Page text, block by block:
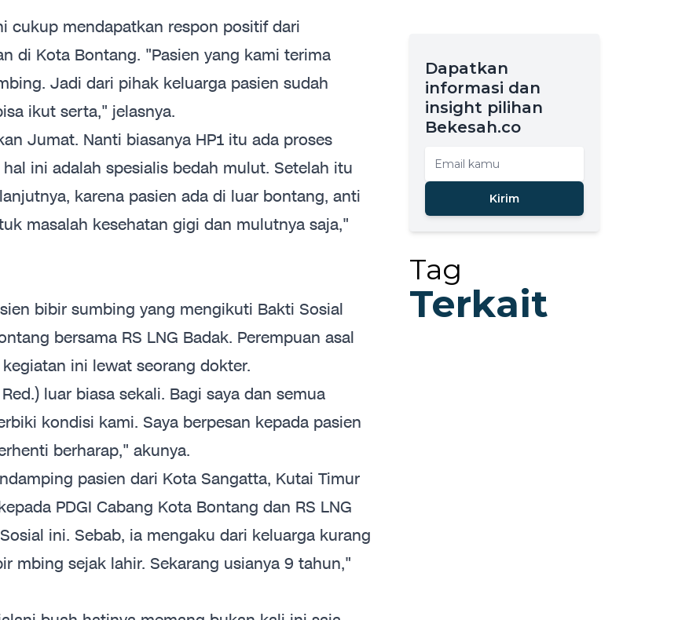
cukup mendapatkan respon positif dari
di Kota Bontang. "Pasien yang kami terima
Jadi dari pihak keluarga pasien sudah
ikut serta," jelasnya.
Jumat. Nanti biasanya HP1 itu ada proses
ini adalah spesialis bedah mulut. Setelah itu
karena pasien ada di luar bontang, anti
masalah kesehatan gigi dan mulutnya saja,"
bibir sumbing yang mengikuti Bakti Sosial
bersama RS LNG Badak. Perempuan asal
ini lewat seorang dokter.
luar biasa sekali. Bagi saya dan semua
kondisi kami. Saya berpesan kepada pasien
berharap," akunya.
pasien dari Kota Sangatta, Kutai Timur
PDGI Cabang Kota Bontang dan RS LNG
ini. Sebab, ia mengaku dari keluarga kurang
mbing sejak lahir. Sekarang usianya 9 tahun,"
Dapatkan
informasi dan
insight pilihan
Bekesah.co
Kirim
Tag
Terkait